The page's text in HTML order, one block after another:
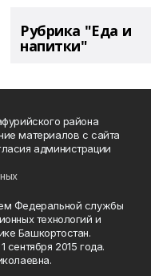
Рубрика "Еда и
напитки"
района
материалов с сайта
администрации
Федеральной службы
технологий и
Башкортостан.
2015 года.